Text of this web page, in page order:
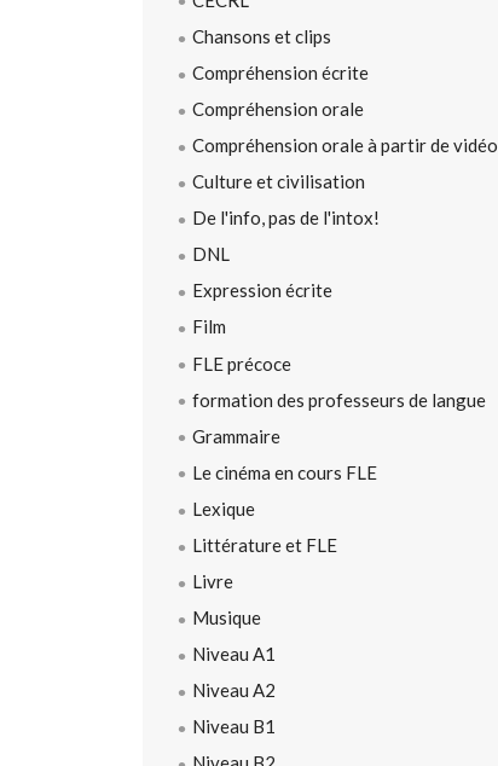
Chansons et clips
Compréhension écrite
Compréhension orale
Compréhension orale à partir de vidéo
Culture et civilisation
De l'info, pas de l'intox!
DNL
Expression écrite
Film
FLE précoce
formation des professeurs de langue
Grammaire
Le cinéma en cours FLE
Lexique
Littérature et FLE
Livre
Musique
Niveau A1
Niveau A2
Niveau B1